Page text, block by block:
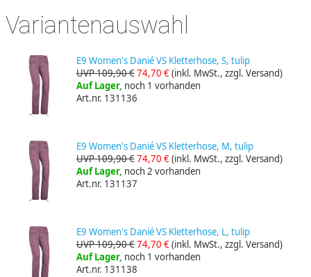
Variantenauswahl
E9 Women's Danié VS Kletterhose, S, tulip
UVP 109,90 €74,70 €(inkl. MwSt., zzgl. Versand)
Auf Lager, noch 1 vorhanden
Art.nr. 131136
E9 Women's Danié VS Kletterhose, M, tulip
UVP 109,90 €74,70 €(inkl. MwSt., zzgl. Versand)
Auf Lager, noch 2 vorhanden
Art.nr. 131137
E9 Women's Danié VS Kletterhose, L, tulip
UVP 109,90 €74,70 €(inkl. MwSt., zzgl. Versand)
Auf Lager, noch 1 vorhanden
Art.nr. 131138